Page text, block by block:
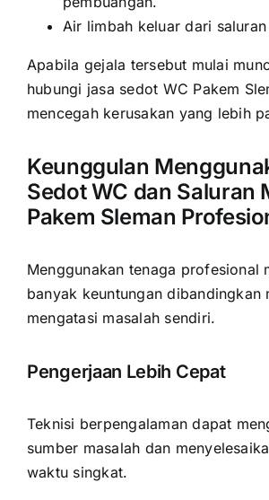
Air limbah keluar dari
Apabila gejala tersebut mulai
hubungi jasa sedot WC Pakem
mencegah kerusakan yang lebih
Keunggulan
Sedot WC dan Saluran
Pakem Sleman
Menggunakan tenaga profesional
banyak keuntungan dibandingkan
mengatasi masalah sendiri.
Pengerjaan Lebih Cepat
Teknisi berpengalaman dapat
sumber masalah dan
waktu singkat.